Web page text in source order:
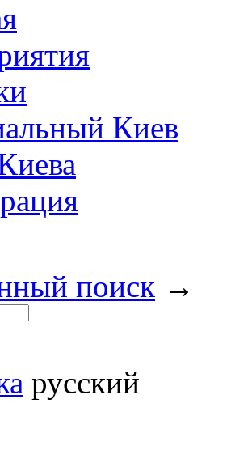
Киев
поиск →
русский